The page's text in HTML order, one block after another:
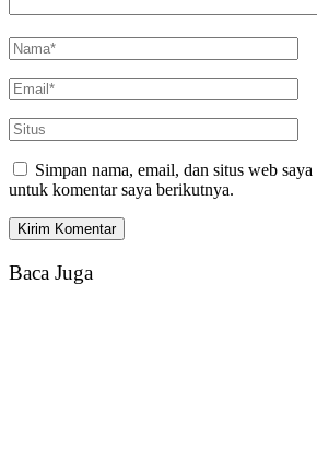
Simpan nama, email, dan situs web
untuk komentar saya berikutnya.
Baca Juga